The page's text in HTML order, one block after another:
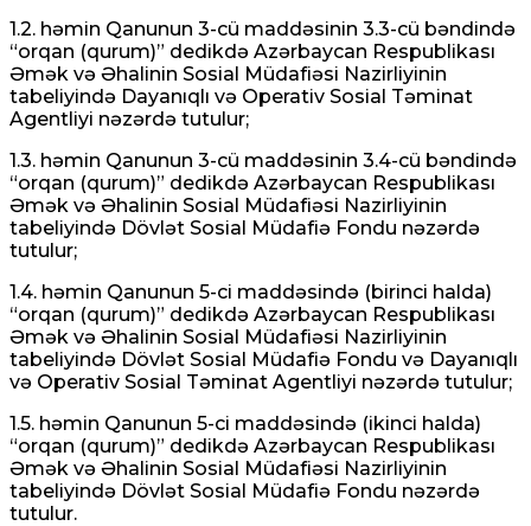
1.2. həmin Qanunun 3-cü maddəsinin 3.3-cü bəndində
“orqan (qurum)” dedikdə Azərbaycan Respublikası
Əmək və Əhalinin Sosial Müdafiəsi Nazirliyinin
tabeliyində Dayanıqlı və Operativ Sosial Təminat
Agentliyi nəzərdə tutulur;
1.3. həmin Qanunun 3-cü maddəsinin 3.4-cü bəndində
“orqan (qurum)” dedikdə Azərbaycan Respublikası
Əmək və Əhalinin Sosial Müdafiəsi Nazirliyinin
tabeliyində Dövlət Sosial Müdafiə Fondu nəzərdə
tutulur;
1.4. həmin Qanunun 5-ci maddəsində (birinci halda)
“orqan (qurum)” dedikdə Azərbaycan Respublikası
Əmək və Əhalinin Sosial Müdafiəsi Nazirliyinin
tabeliyində Dövlət Sosial Müdafiə Fondu və Dayanıqlı
və Operativ Sosial Təminat Agentliyi nəzərdə tutulur;
1.5. həmin Qanunun 5-ci maddəsində (ikinci halda)
“orqan (qurum)” dedikdə Azərbaycan Respublikası
Əmək və Əhalinin Sosial Müdafiəsi Nazirliyinin
tabeliyində Dövlət Sosial Müdafiə Fondu nəzərdə
tutulur.